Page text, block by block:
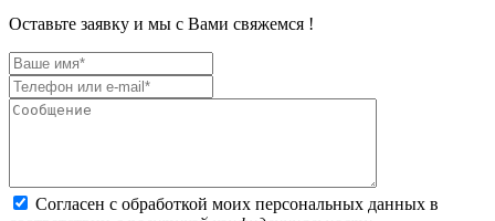
Оставьте заявку и мы с Вами свяжемся !
Согласен с обработкой моих персональных данных в